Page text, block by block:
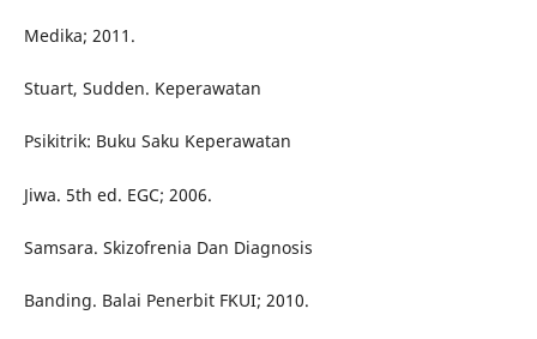
Medika; 2011.
Stuart, Sudden. Keperawatan
Psikitrik: Buku Saku Keperawatan
Jiwa. 5th ed. EGC; 2006.
Samsara. Skizofrenia Dan Diagnosis
Banding. Balai Penerbit FKUI; 2010.